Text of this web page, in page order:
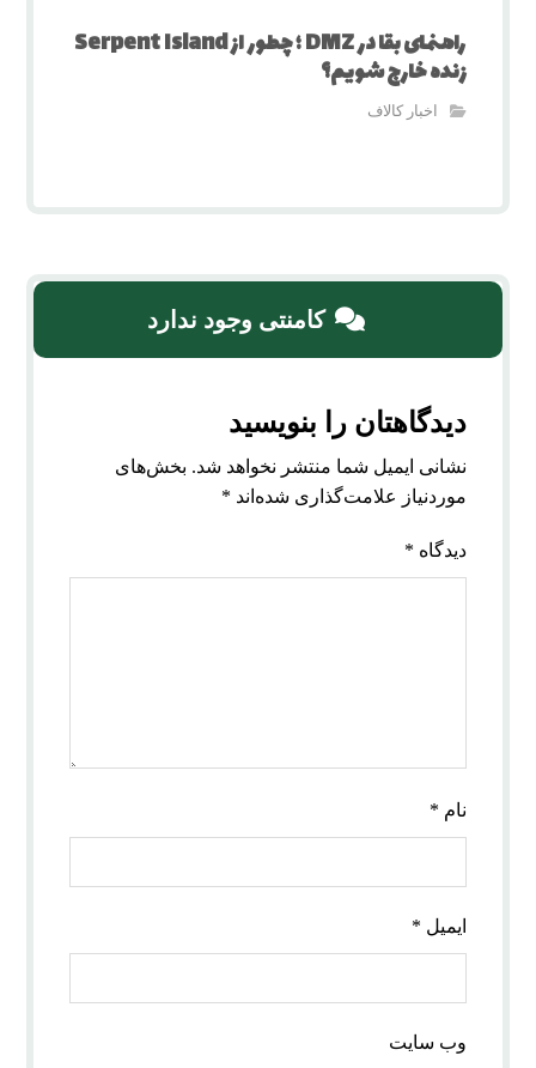
راهنمای بقا در DMZ ؛ چطور از Serpent Island
زنده خارج شویم؟
اخبار کالاف
کامنتی وجود ندارد
دیدگاهتان را بنویسید
نشانی ایمیل شما منتشر نخواهد شد. بخش‌های
موردنیاز علامت‌گذاری شده‌اند *
دیدگاه *
نام *
ایمیل *
وب‌ سایت